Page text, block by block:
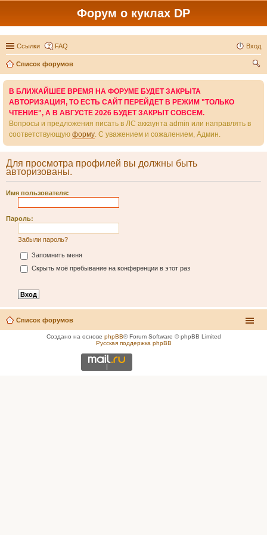
Форум о куклах DP
Ссылки FAQ Вход
Список форумов
В БЛИЖАЙШЕЕ ВРЕМЯ НА ФОРУМЕ БУДЕТ ЗАКРЫТА
АВТОРИЗАЦИЯ, ТО ЕСТЬ САЙТ ПЕРЕЙДЕТ В РЕЖИМ "ТОЛЬКО
ЧТЕНИЕ", А В АВГУСТЕ 2026 БУДЕТ ЗАКРЫТ СОВСЕМ.
Вопросы и предложения писать в ЛС аккаунта admin или направлять в
соответствующую форму. С уважением и сожалением, Админ.
Для просмотра профилей вы должны быть
авторизованы.
Имя пользователя:
Пароль:
Забыли пароль?
Запомнить меня
Скрыть моё пребывание на конференции в этот раз
Список форумов
Создано на основе phpBB® Forum Software © phpBB Limited
Русская поддержка phpBB